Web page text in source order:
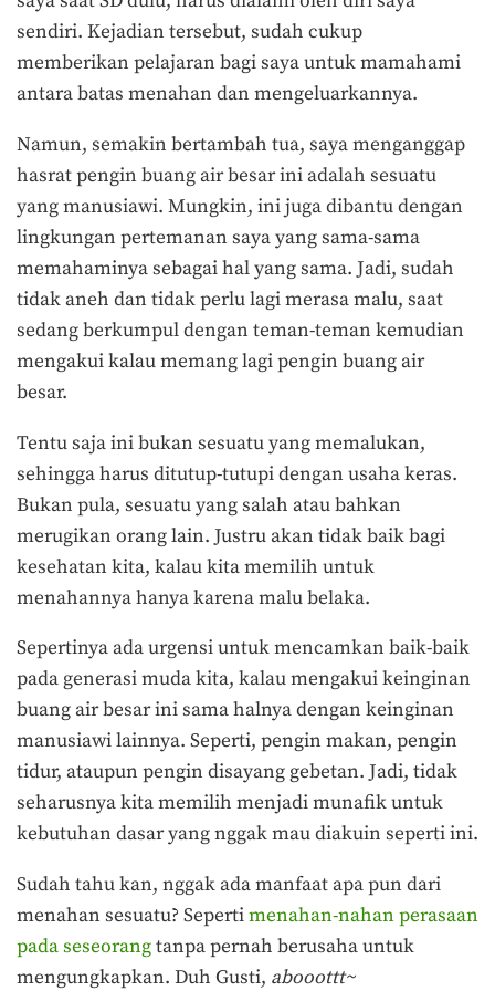
sendiri. Kejadian tersebut, sudah cukup
memberikan pelajaran bagi saya untuk mamahami
antara batas menahan dan mengeluarkannya.
Namun, semakin bertambah tua, saya menganggap
hasrat pengin buang air besar ini adalah sesuatu
yang manusiawi. Mungkin, ini juga dibantu dengan
lingkungan pertemanan saya yang sama-sama
memahaminya sebagai hal yang sama. Jadi, sudah
tidak aneh dan tidak perlu lagi merasa malu, saat
sedang berkumpul dengan teman-teman kemudian
mengakui kalau memang lagi pengin buang air
besar.
Tentu saja ini bukan sesuatu yang memalukan,
sehingga harus ditutup-tutupi dengan usaha keras.
Bukan pula, sesuatu yang salah atau bahkan
merugikan orang lain. Justru akan tidak baik bagi
kesehatan kita, kalau kita memilih untuk
menahannya hanya karena malu belaka.
Sepertinya ada urgensi untuk mencamkan baik-baik
pada generasi muda kita, kalau mengakui keinginan
buang air besar ini sama halnya dengan keinginan
manusiawi lainnya. Seperti, pengin makan, pengin
tidur, ataupun pengin disayang gebetan. Jadi, tidak
seharusnya kita memilih menjadi munafik untuk
kebutuhan dasar yang nggak mau diakuin seperti ini.
Sudah tahu kan, nggak ada manfaat apa pun dari
menahan sesuatu? Sepertimenahan-nahan perasaan
pada seseorangtanpa pernah berusaha untuk
mengungkapkan. Duh Gusti, abooottt~